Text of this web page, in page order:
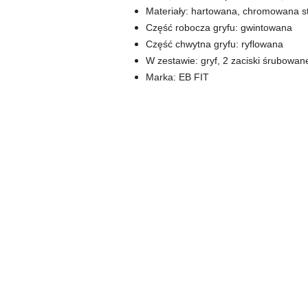
Materiały: hartowana, chromowana
Część robocza gryfu: gwintowana
Część chwytna gryfu: ryflowana
W zestawie: gryf, 2 zaciski
Marka: EB FIT